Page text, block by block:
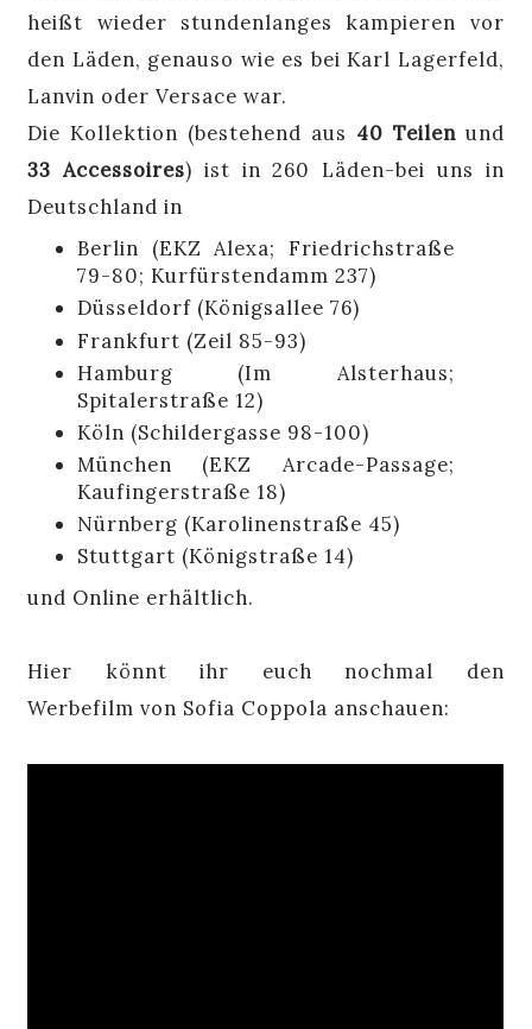
heißt wieder stundenlanges kampieren vor
den Läden, genauso wie es bei Karl Lagerfeld,
Lanvin oder Versace war.
Die Kollektion (bestehend aus 40 Teilenund
33 Accessoires) ist in 260 Läden-bei uns in
Deutschland in
Berlin (EKZ Alexa; Friedrichstraße
79-80; Kurfürstendamm 237)
Düsseldorf (Königsallee 76)
Frankfurt (Zeil 85-93)
Hamburg (Im Alsterhaus;
Spitalerstraße 12)
Köln (Schildergasse 98-100)
München (EKZ Arcade-Passage;
Kaufingerstraße 18)
Nürnberg (Karolinenstraße 45)
Stuttgart (Königstraße 14)
und Online erhältlich.
Hier könnt ihr euch nochmal den
Werbefilm von Sofia Coppola anschauen: